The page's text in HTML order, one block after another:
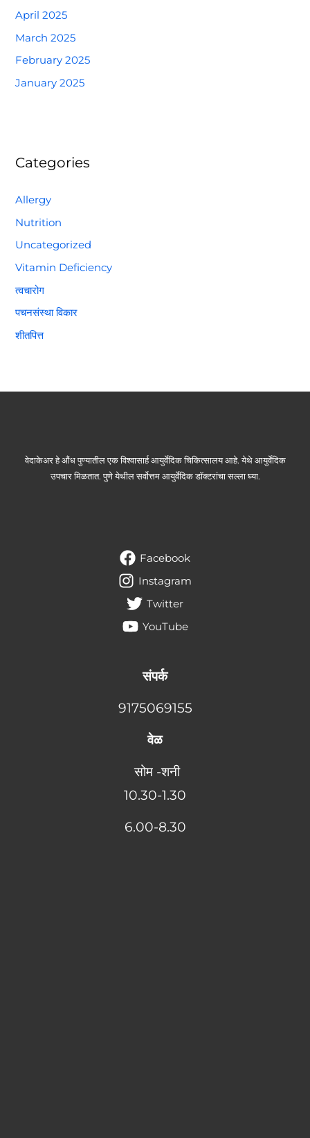
April 2025
March 2025
February 2025
January 2025
Categories
Allergy
Nutrition
Uncategorized
Vitamin Deficiency
त्वचारोग
पचनसंस्था विकार
शीतपित्त
वेदाकेअर हे औंध पुण्यातील एक विश्वासार्ह आयुर्वेदिक चिकित्सालय आहे. येथे आयुर्वेदिक
उपचार मिळतात. पुणे येथील सर्वोत्तम आयुर्वेदिक डॉक्टरांचा सल्ला घ्या.
Facebook
Instagram
Twitter
YouTube
संपर्क
9175069155
वेळ
सोम -शनी
10.30-1.30
6.00-8.30